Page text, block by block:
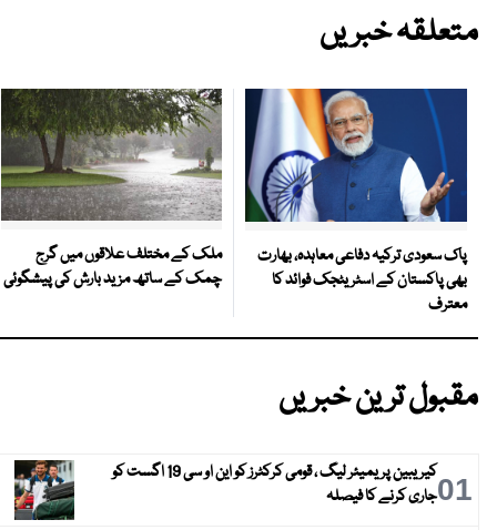
متعلقہ خبریں
پاک سعودی ترکیہ دفاعی معاہدہ، بھارت
بھی پاکستان کے اسٹریٹجک فوائد کا
معترف
ملک کے مختلف علاقوں میں گرج
چمک کے ساتھ مزید بارش کی پیشگوئی
مقبول ترین خبریں
01
کیریبین پریمیئر لیگ ، قومی کرکٹرز کو این او سی 19 اگست کو
جاری کرنے کا فیصلہ